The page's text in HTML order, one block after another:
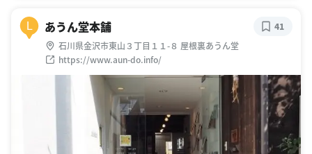
L あうん堂本舗
石川県金沢市東山３丁目１１-８ 屋根裏あうん堂
https://www.aun-do.info/
41